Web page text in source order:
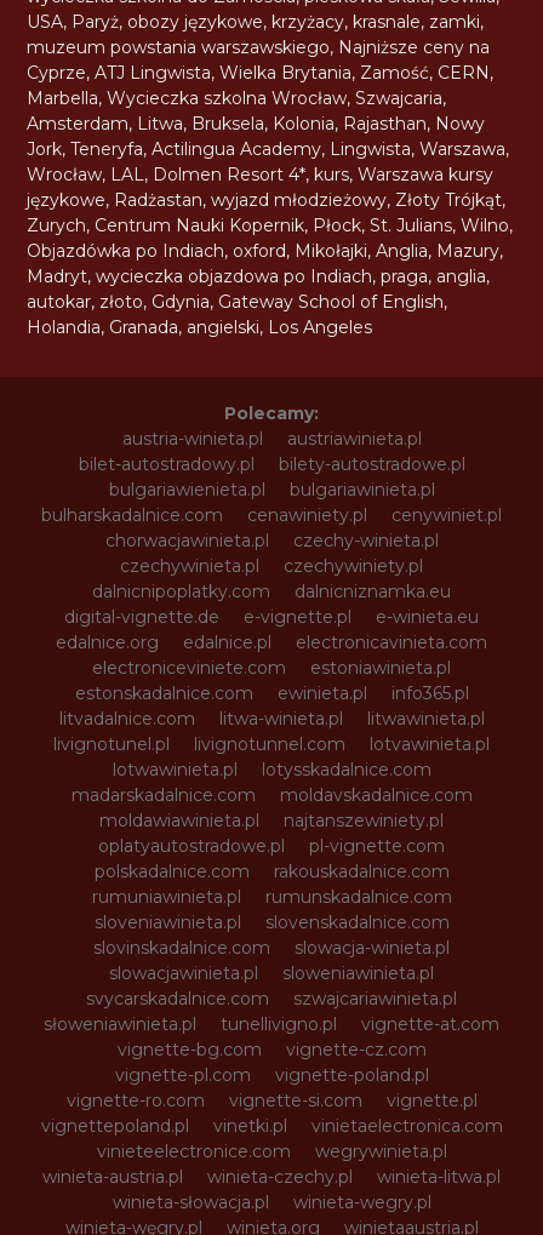
USA, Paryż, obozy językowe, krzyżacy, krasnale, zamki,
muzeum powstania warszawskiego, Najniższe ceny na
Cyprze,ATJ Lingwista,Wielka Brytania, Zamość, CERN ,
Marbella,Wycieczka szkolna Wrocław,Szwajcaria,
Amsterdam, Litwa, Bruksela, Kolonia, Rajasthan, Nowy
Jork,Teneryfa,Actilingua Academy, Lingwista,Warszawa,
Wrocław, LAL, Dolmen Resort 4*, kurs,Warszawa kursy
językowe, Radżastan,wyjazd młodzieżowy, Złoty Trójkąt,
Zurych, Centrum Nauki Kopernik, Płock,St. Julians,Wilno,
Objazdówka po Indiach, oxford, Mikołajki,Anglia, Mazury,
Madryt,wycieczka objazdowa po Indiach,praga, anglia,
autokar, złoto, Gdynia, Gateway School of English,
Holandia, Granada, angielski, Los Angeles
Polecamy:
austria-winieta.pl
austriawinieta.pl
bilet-autostradowy.pl
bilety-autostradowe.pl
bulgariawienieta.pl
bulgariawinieta.pl
bulharskadalnice.com
cenawiniety.pl
cenywiniet.pl
chorwacjawinieta.pl
czechy-winieta.pl
czechywinieta.pl
czechywiniety.pl
dalnicnipoplatky.com
dalnicniznamka.eu
digital-vignette.de
e-vignette.pl
e-winieta.eu
edalnice.org
edalnice.pl
electronicavinieta.com
electroniceviniete.com
estoniawinieta.pl
estonskadalnice.com
ewinieta.pl
info365.pl
litvadalnice.com
litwa-winieta.pl
litwawinieta.pl
livignotunel.pl
livignotunnel.com
lotvawinieta.pl
lotwawinieta.pl
lotysskadalnice.com
madarskadalnice.com
moldavskadalnice.com
moldawiawinieta.pl
najtanszewiniety.pl
oplatyautostradowe.pl
pl-vignette.com
polskadalnice.com
rakouskadalnice.com
rumuniawinieta.pl
rumunskadalnice.com
sloveniawinieta.pl
slovenskadalnice.com
slovinskadalnice.com
slowacja-winieta.pl
slowacjawinieta.pl
sloweniawinieta.pl
svycarskadalnice.com
szwajcariawinieta.pl
słoweniawinieta.pl
tunellivigno.pl
vignette-at.com
vignette-bg.com
vignette-cz.com
vignette-pl.com
vignette-poland.pl
vignette-ro.com
vignette-si.com
vignette.pl
vignettepoland.pl
vinetki.pl
vinietaelectronica.com
vinieteelectronice.com
wegrywinieta.pl
winieta-austria.pl
winieta-czechy.pl
winieta-litwa.pl
winieta-słowacja.pl
winieta-wegry.pl
winieta-węgry.pl
winieta.org winietaaustria.pl